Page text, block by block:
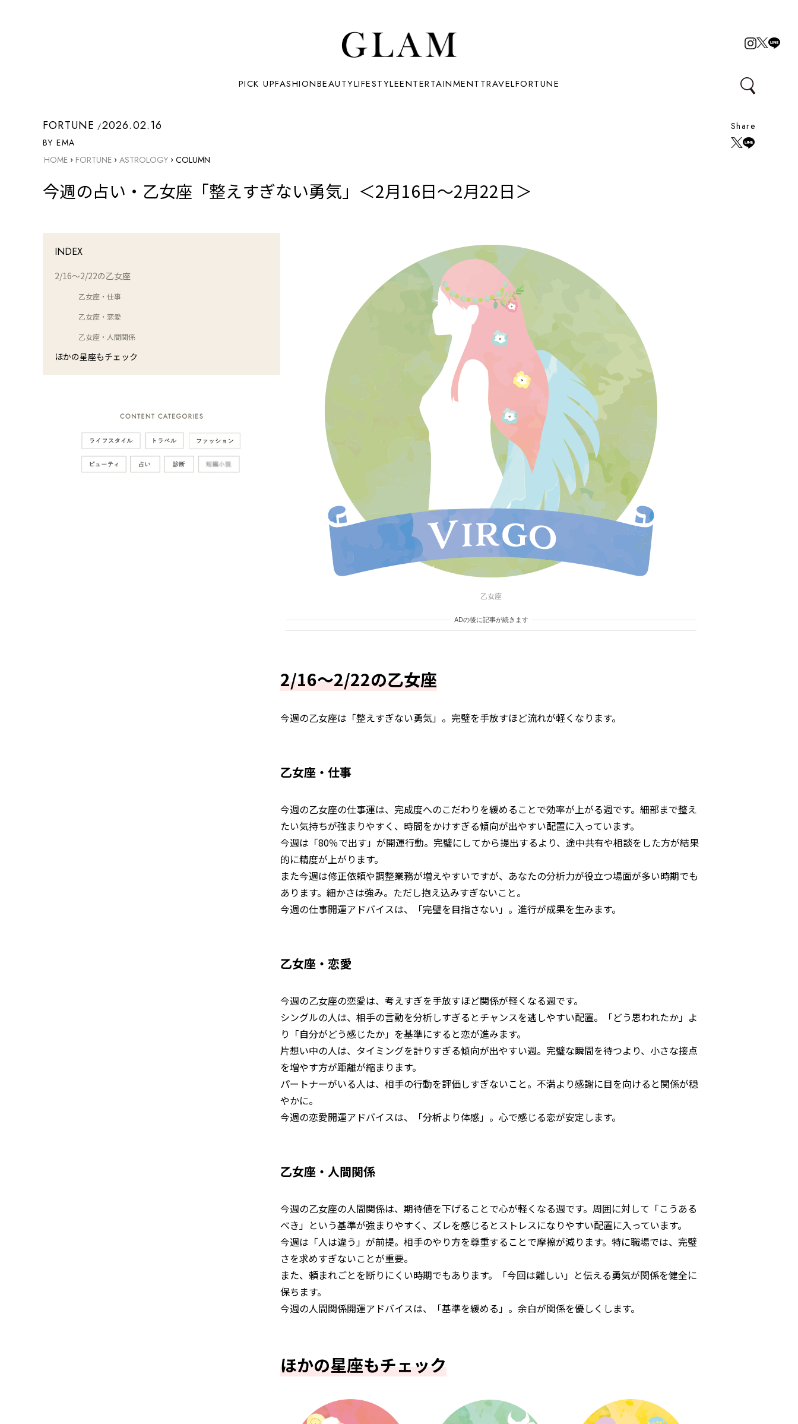
PICK UPFASHIONBEAUTYLIFESTYLEENTERTAINMENTTRAVELFORTUNE
FORTUNE 2026.02.16
BY EMA
Share
HOME › FORTUNE › ASTROLOGY › COLUMN
今週の占い・乙女座「整えすぎない勇気」＜2月16日～2月22日＞
INDEX
2/16～2/22の乙女座
乙女座・仕事
乙女座・恋愛
乙女座・人間関係
ほかの星座もチェック
乙女座
ADの後に記事が続きます
2/16～2/22の乙女座
今週の乙女座は「整えすぎない勇気」。完璧を手放すほど流れが軽くなります。
乙女座・仕事
今週の乙女座の仕事運は、完成度へのこだわりを緩めることで効率が上がる週です。細部まで整え
たい気持ちが強まりやすく、時間をかけすぎる傾向が出やすい配置に入っています。
今週は「80％で出す」が開運行動。完璧にしてから提出するより、途中共有や相談をした方が結果
的に精度が上がります。
また今週は修正依頼や調整業務が増えやすいですが、あなたの分析力が役立つ場面が多い時期でも
あります。細かさは強み。ただし抱え込みすぎないこと。
今週の仕事開運アドバイスは、「完璧を目指さない」。進行が成果を生みます。
乙女座・恋愛
今週の乙女座の恋愛は、考えすぎを手放すほど関係が軽くなる週です。
シングルの人は、相手の言動を分析しすぎるとチャンスを逃しやすい配置。「どう思われたか」よ
り「自分がどう感じたか」を基準にすると恋が進みます。
片想い中の人は、タイミングを計りすぎる傾向が出やすい週。完璧な瞬間を待つより、小さな接点
を増やす方が距離が縮まります。
パートナーがいる人は、相手の行動を評価しすぎないこと。不満より感謝に目を向けると関係が穏
やかに。
今週の恋愛開運アドバイスは、「分析より体感」。心で感じる恋が安定します。
乙女座・人間関係
今週の乙女座の人間関係は、期待値を下げることで心が軽くなる週です。周囲に対して「こうある
べき」という基準が強まりやすく、ズレを感じるとストレスになりやすい配置に入っています。
今週は「人は違う」が前提。相手のやり方を尊重することで摩擦が減ります。特に職場では、完璧
さを求めすぎないことが重要。
また、頼まれごとを断りにくい時期でもあります。「今回は難しい」と伝える勇気が関係を健全に
保ちます。
今週の人間関係開運アドバイスは、「基準を緩める」。余白が関係を優しくします。
ほかの星座もチェック